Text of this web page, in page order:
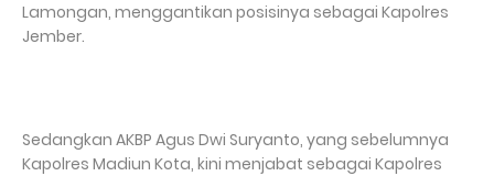
Lamongan, menggantikan posisinya sebagai Kapolres
Jember.
Sedangkan AKBP Agus Dwi Suryanto, yang sebelumnya
Kapolres Madiun Kota, kini menjabat sebagai Kapolres